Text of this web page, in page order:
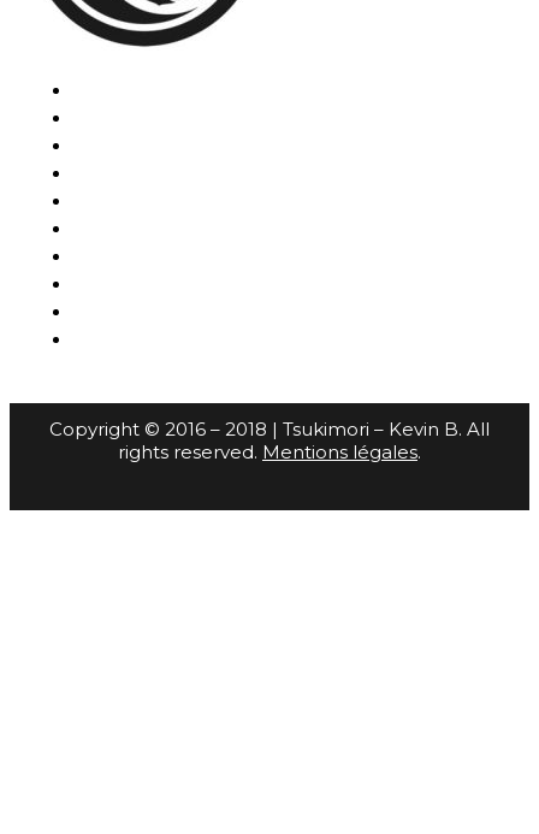
Copyright © 2016 – 2018 | Tsukimori – Kevin B. All
rights reserved. Mentions légales.